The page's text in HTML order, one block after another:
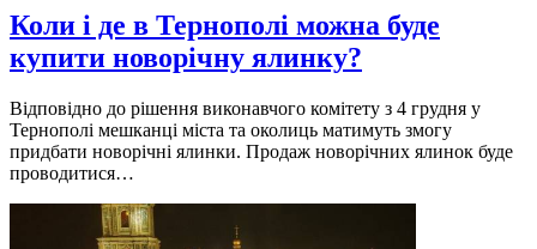
Коли і де в Тернополі можна буде
купити новорічну ялинку?
Відповідно до рішення виконавчого комітету з 4 грудня у
Тернополі мешканці міста та околиць матимуть змогу
придбати новорічні ялинки. Продаж новорічних ялинок буде
проводитися…